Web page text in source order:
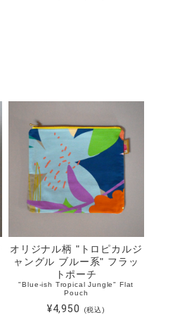
オリジナル柄 "トロピカルジ
ャングル ブルー系" フラッ
トポーチ
"Blue-ish Tropical Jungle" Flat
Pouch
¥4,950 (税込)